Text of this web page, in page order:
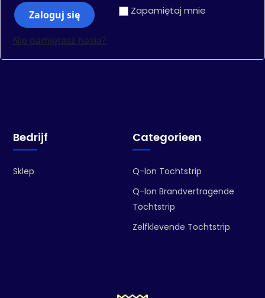
Zapamiętaj mnie
Zaloguj się
Nie pamiętasz hasła?
Categorieen
Q-lon Tochtstrip
Q-lon Brandvertragende
Tochtstrip
Zelfklevende Tochtstrip
Bedrijf
Sklep